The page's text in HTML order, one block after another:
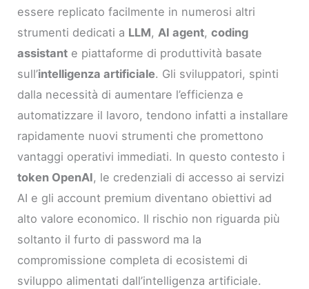
essere replicato facilmente in numerosi altri
strumenti dedicati a LLM,AI agent,coding
assistant e piattaforme di produttività basate
sull’intelligenza artificiale. Gli sviluppatori, spinti
dalla necessità di aumentare l’efficienza e
automatizzare il lavoro, tendono infatti a installare
rapidamente nuovi strumenti che promettono
vantaggi operativi immediati. In questo contesto i
token OpenAI, le credenziali di accesso ai servizi
AI e gli account premium diventano obiettivi ad
alto valore economico. Il rischio non riguarda più
soltanto il furto di password ma la
compromissione completa di ecosistemi di
sviluppo alimentati dall’intelligenza artificiale.